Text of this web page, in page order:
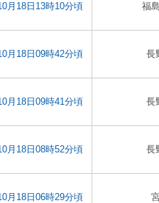
月18日13時10分頃 福
月18日09時42分頃 長
月18日09時41分頃 長
月18日08時52分頃 長
月18日06時29分頃